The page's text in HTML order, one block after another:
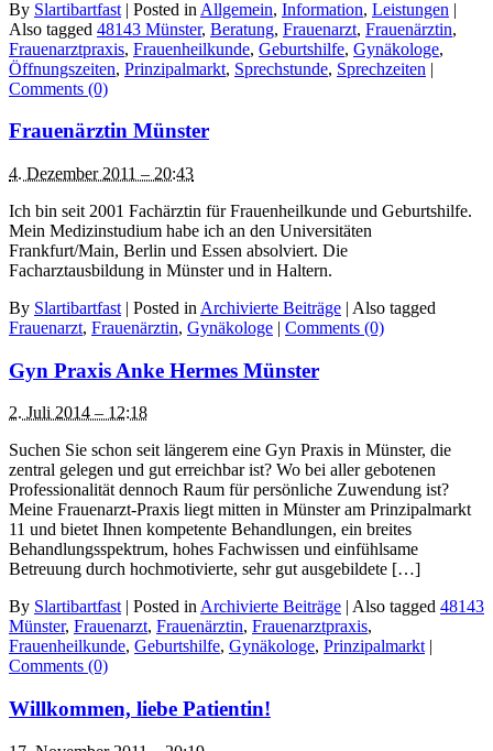
By Slartibartfast | Posted in Allgemein, Information, Leistungen |
Also tagged 48143 Münster, Beratung, Frauenarzt, Frauenärztin,
Frauenarztpraxis, Frauenheilkunde, Geburtshilfe, Gynäkologe,
Öffnungszeiten, Prinzipalmarkt, Sprechstunde, Sprechzeiten |
Comments (0)
Frauenärztin Münster
4. Dezember 2011 – 20:43
Ich bin seit 2001 Fachärztin für Frauenheilkunde und Geburtshilfe.
Mein Medizinstudium habe ich an den Universitäten
Frankfurt/Main, Berlin und Essen absolviert. Die
Facharztausbildung in Münster und in Haltern.
By Slartibartfast | Posted in Archivierte Beiträge | Also tagged
Frauenarzt, Frauenärztin, Gynäkologe | Comments (0)
Gyn Praxis Anke Hermes Münster
2. Juli 2014 – 12:18
Suchen Sie schon seit längerem eine Gyn Praxis in Münster, die
zentral gelegen und gut erreichbar ist? Wo bei aller gebotenen
Professionalität dennoch Raum für persönliche Zuwendung ist?
Meine Frauenarzt-Praxis liegt mitten in Münster am Prinzipalmarkt
11 und bietet Ihnen kompetente Behandlungen, ein breites
Behandlungsspektrum, hohes Fachwissen und einfühlsame
Betreuung durch hochmotivierte, sehr gut ausgebildete […]
By Slartibartfast Posted inArchivierte Beiträge Also tagged 48143
Münster, Frauenarzt, Frauenärztin, Frauenarztpraxis,
Frauenheilkunde, Geburtshilfe, Gynäkologe, Prinzipalmarkt
Comments (0)
Willkommen, liebe Patientin!